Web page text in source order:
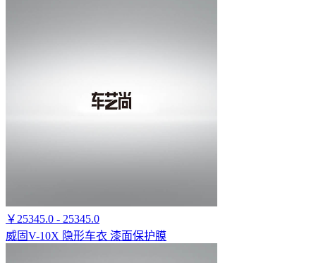
￥25345.0 - 25345.0
威固V-10X 隐形车衣 漆面保护膜